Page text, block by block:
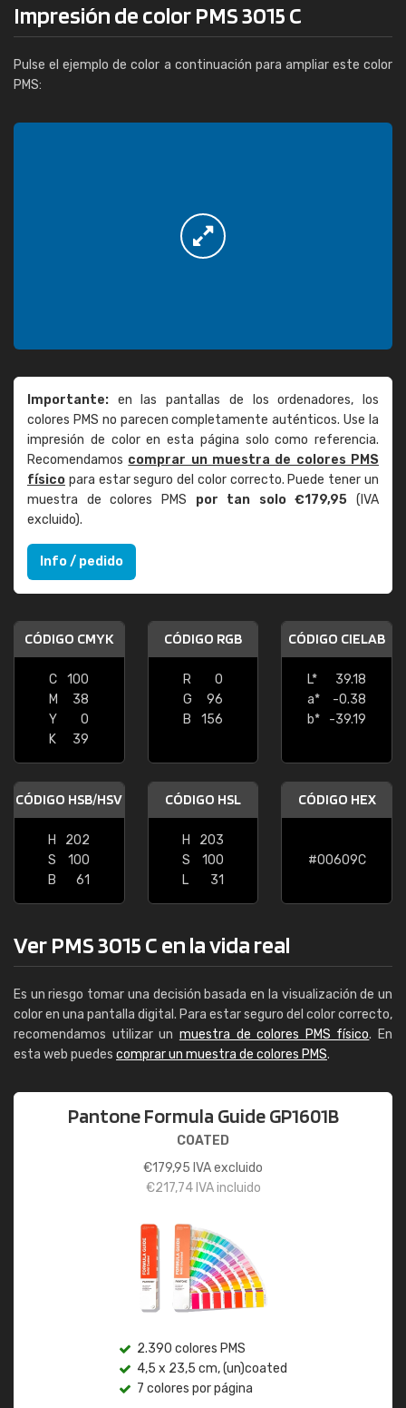
Impresión de color PMS 3015 C
Pulse el ejemplo de color a continuación para ampliar este color
PMS:
Importante: en las pantallas de los ordenadores, los
colores PMS no parecen completamente auténticos. Use la
impresión de color en esta página solo como referencia.
Recomendamos comprar un muestra de colores PMS
físico para estar seguro del color correcto. Puede tener un
muestra de colores PMS por tan solo €179,95 (IVA
excluido).
Info / pedido
CÓDIGO CMYK
C
100
M
38
Y
0
K
39
CÓDIGO RGB
R
0
G
96
B
156
CÓDIGO CIELAB
L*
39.18
a*
-0.38
b*
-39.19
CÓDIGO HSB/HSV
H
202
S
100
B
61
CÓDIGO HSL
H
203
S
100
L
31
CÓDIGO HEX
#00609C
Ver PMS 3015 C en la vida real
Es un riesgo tomar una decisión basada en la visualización de un
color en una pantalla digital. Para estar seguro del color correcto,
recomendamos utilizar un muestra de colores PMS físico. En
esta web puedes comprar un muestra de colores PMS.
Pantone Formula Guide GP1601B
COATED
€179,95 IVA excluido
€217,74IVA incluido
2.390 colores PMS
4,5 x 23,5 cm, (un)coated
7 colores por página